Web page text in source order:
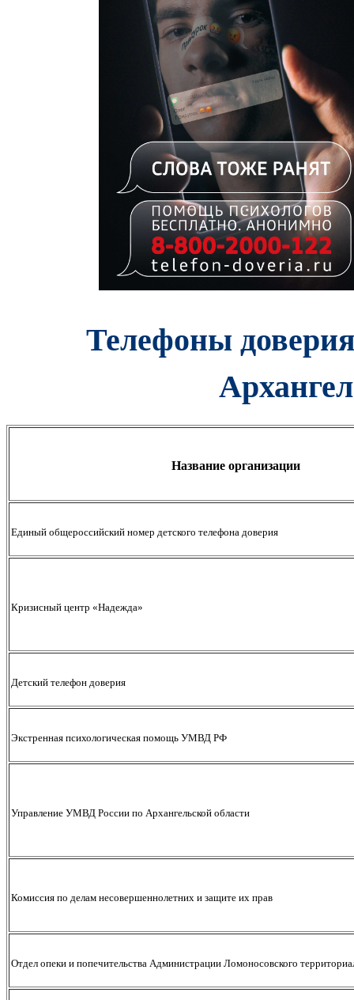
Телефоны
Название организации
Единый общероссийский номер детского телефона доверия
Кризисный центр «Надежда»
Детский телефон доверия
Экстренная психологическая помощь УМВД РФ
Управление УМВД России по Архангельской области
Комиссия по делам несовершеннолетних и защите их прав
Отдел опеки и попечительства Администрации Ломоносовского